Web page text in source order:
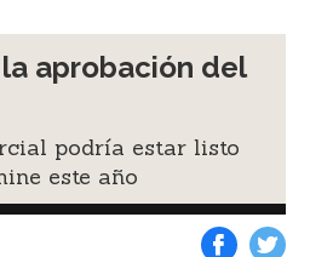
aprobación del
podría estar listo
este año